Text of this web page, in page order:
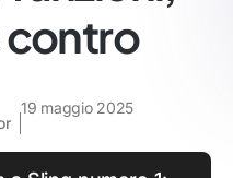
contro
19 maggio 2025